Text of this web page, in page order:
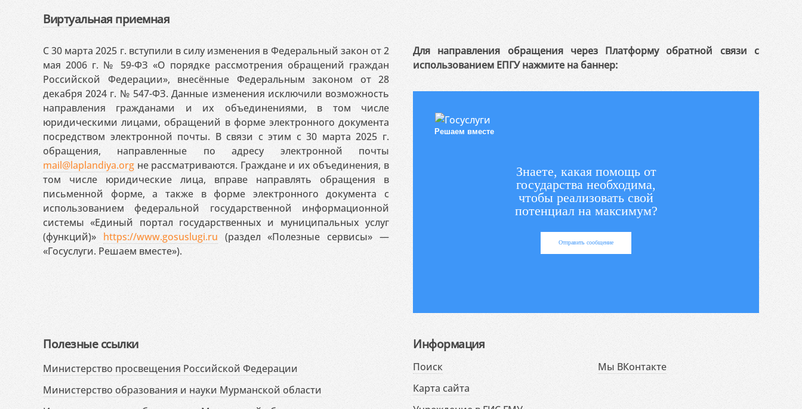
Виртуальная приемная
С 30 марта 2025 г. вступили в силу изменения в Федеральный закон от 2
мая 2006 г. № 59-ФЗ «О порядке рассмотрения обращений граждан
Российской Федерации», внесённые Федеральным законом от 28
декабря 2024 г. № 547-ФЗ. Данные изменения исключили возможность
направления гражданами и их объединениями, в том числе
юридическими лицами, обращений в форме электронного документа
посредством электронной почты. В связи с этим с 30 марта 2025 г.
обращения, направленные по адресу электронной почты
mail@laplandiya.org не рассматриваются. Граждане и их объединения, в
том числе юридические лица, вправе направлять обращения в
письменной форме, а также в форме электронного документа с
использованием федеральной государственной информационной
системы «Единый портал государственных и муниципальных услуг
(функций)» https://www.gosuslugi.ru (раздел «Полезные сервисы» —
«Госуслуги. Решаем вместе»).
Для направления обращения через Платформу обратной связи с
использованием ЕПГУ нажмите на баннер:
Решаем вместе
Знаете, какая помощь от
государства необходима,
чтобы реализовать свой
потенциал на максимум?
Отправить сообщение
Полезные ссылки
Министерство просвещения Российской Федерации
Министерство образования и науки Мурманской области
Информация
Поиск
Карта сайта
Мы ВКонтакте